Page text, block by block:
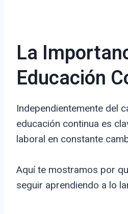
La
Educación
Independientemente del
educación continua es
laboral en constante
Aquí te mostramos por
seguir aprendiendo a lo